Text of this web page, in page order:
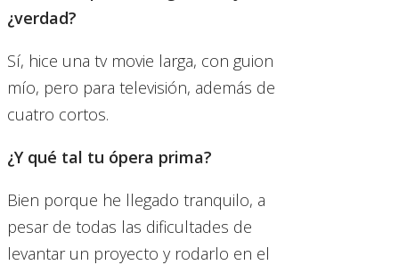
¿verdad?
Sí, hice una tv movie larga, con guion
mío, pero para televisión, además de
cuatro cortos.
¿Y qué tal tu ópera prima?
Bien porque he llegado tranquilo, a
pesar de todas las dificultades de
levantar un proyecto y rodarlo en el